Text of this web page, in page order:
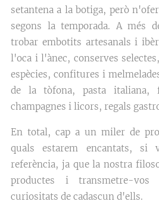
setantena a la botiga, però
segons la temporada. A més
trobar embotits artesanals i
l'oca i l'ànec, conserves
espècies, confitures i
de la tòfona, pasta italiana,
champagnes i licors, regals
En total, cap a un miler de
quals estarem encantats, si
referència, ja que la nostra
productes i transmetre-
curiositats de cadascun d'ells.